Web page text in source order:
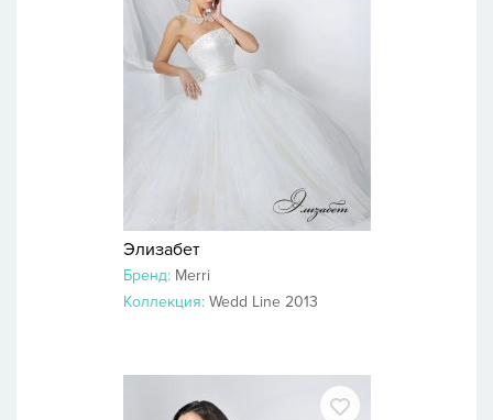
Элизабет
Бренд: Merri
Коллекция: Wedd Line 2013